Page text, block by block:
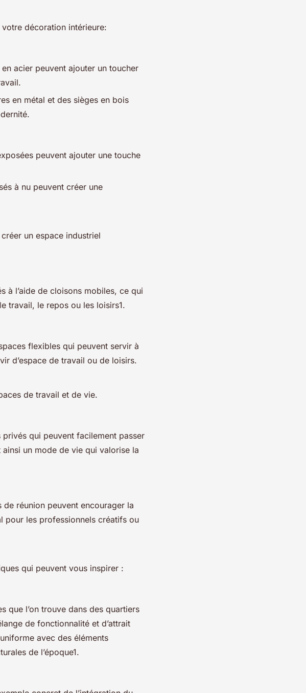
décoration intérieure:
acier peuvent ajouter un toucher
en métal et des sièges en bois
peuvent ajouter une touche
à nu peuvent créer une
un espace industriel
à l’aide de cloisons mobiles, ce qui
travail, le repos ou les loisirs1.
flexibles qui peuvent servir à
d’espace de travail ou de loisirs.
de travail et de vie.
qui peuvent facilement passer
un mode de vie qui valorise la
réunion peuvent encourager la
pour les professionnels créatifs ou
qui peuvent vous inspirer :
que l’on trouve dans des quartiers
de fonctionnalité et d’attrait
avec des éléments
de l’époque1.